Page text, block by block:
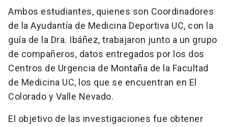
Ambos estudiantes, quienes son Coordinadores
de la Ayudantía de Medicina Deportiva UC, con la
guía de la Dra. Ibáñez, trabajaron junto a un grupo
de compañeros, datos entregados por los dos
Centros de Urgencia de Montaña de la Facultad
de Medicina UC, los que se encuentran en El
Colorado y Valle Nevado.
El objetivo de las investigaciones fue obtener